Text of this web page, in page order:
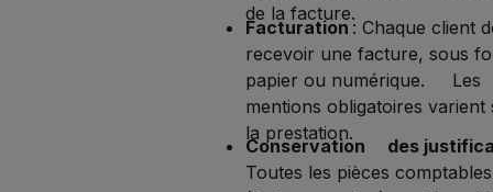
de la facture.
Facturation: Chaque
recevoir une facture, sous
papier ou numérique. Les
mentions obligatoires varient
la prestation.
Conservation des
Toutes les pièces